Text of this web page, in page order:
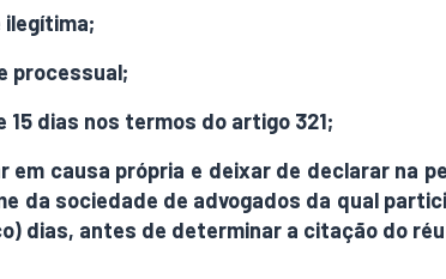
processual;
15 dias nos termos do artigo 321;
em causa própria e deixar de declarar na
da sociedade de advogados da qual
dias, antes de determinar a citação do